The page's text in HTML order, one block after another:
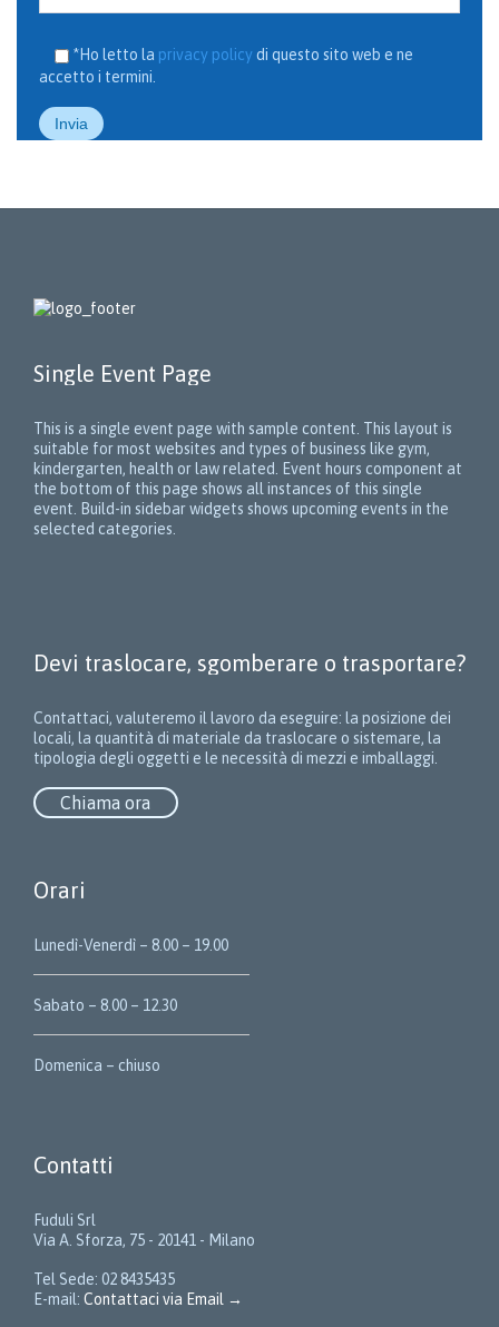
*Ho letto la privacy policy di questo sito web e ne
accetto i termini.
Single Event Page
This is a single event page with sample content. This layout is
suitable for most websites and types of business like gym,
kindergarten, health or law related. Event hours component at
the bottom of this page shows all instances of this single
event. Build-in sidebar widgets shows upcoming events in the
selected categories.
Devi traslocare, sgomberare o trasportare?
Contattaci, valuteremo il lavoro da eseguire: la posizione dei
locali, la quantità di materiale da traslocare o sistemare, la
tipologia degli oggetti e le necessità di mezzi e imballaggi.
Chiama ora
Orari
Lunedì-Venerdì – 8.00 – 19.00
Sabato – 8.00 – 12.30
Domenica – chiuso
Contatti
Fuduli Srl
Via A. Sforza, 75 - 20141 - Milano
Tel Sede: 02 8435435
E-mail: Contattaci via Email →